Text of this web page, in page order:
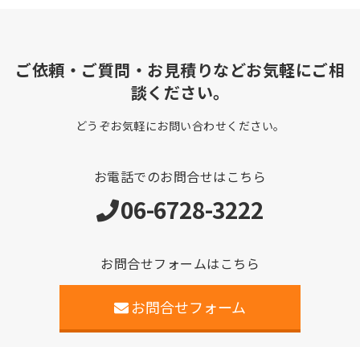
ご依頼・ご質問・お見積りなどお気軽にご相
談ください。
どうぞお気軽にお問い合わせください。
お電話でのお問合せはこちら
06-6728-3222
お問合せフォームはこちら
お問合せフォーム